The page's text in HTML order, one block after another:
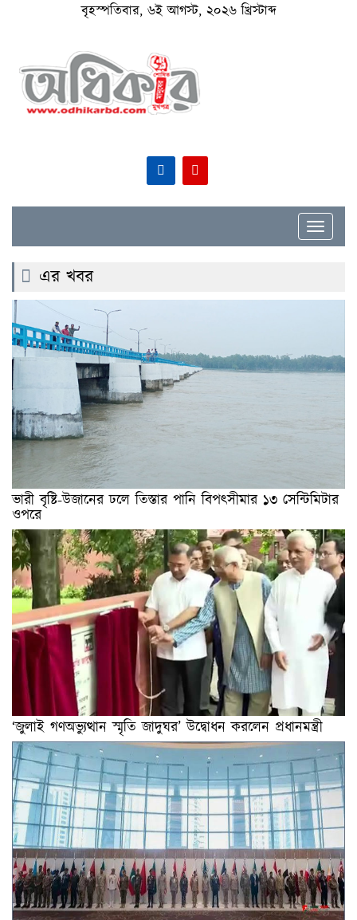
বৃহস্পতিবার, ৬ই আগস্ট, ২০২৬ খ্রিস্টাব্দ
Toggle
এর খবর
ভারী বৃষ্টি-উজানের ঢলে তিস্তার পানি বিপৎসীমার ১৩ সেন্টিমিটার
ওপরে
‘জুলাই গণঅভ্যুত্থান স্মৃতি জাদুঘর’ উদ্বোধন করলেন প্রধানমন্ত্রী